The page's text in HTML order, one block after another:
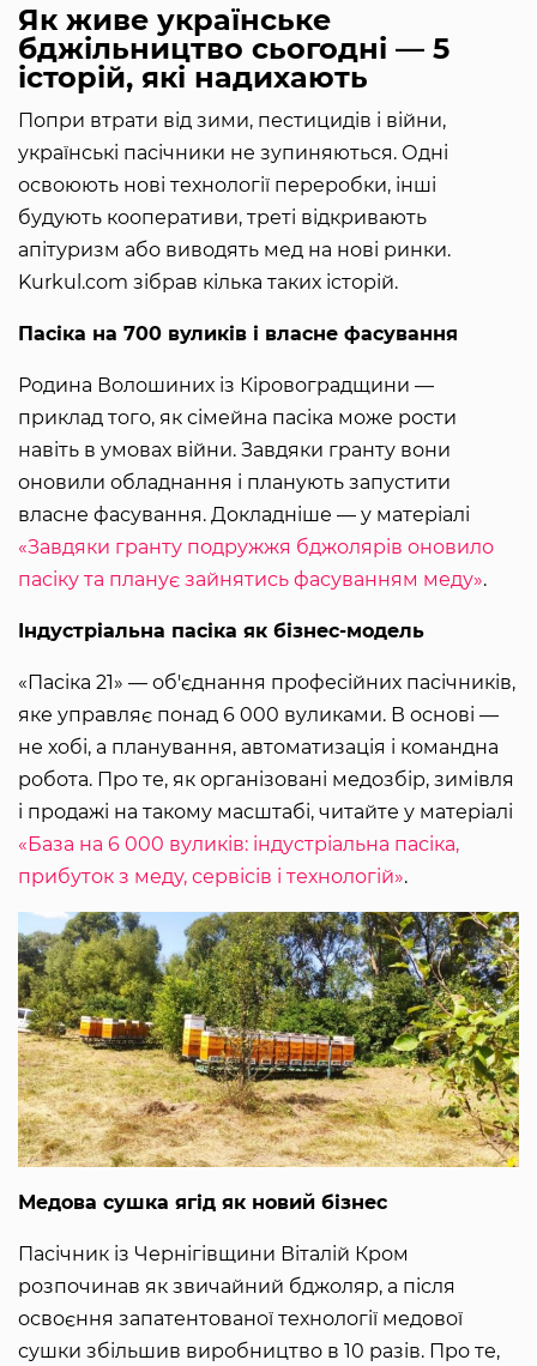
Як живе українське
бджільництво сьогодні — 5
історій, які надихають
Попри втрати від зими, пестицидів і війни,
українські пасічники не зупиняються. Одні
освоюють нові технології переробки, інші
будують кооперативи, треті відкривають
апітуризм або виводять мед на нові ринки.
Kurkul.com зібрав кілька таких історій.
Пасіка на 700 вуликів і власне фасування
Родина Волошиних із Кіровоградщини —
приклад того, як сімейна пасіка може рости
навіть в умовах війни. Завдяки гранту вони
оновили обладнання і планують запустити
власне фасування. Докладніше — у матеріалі
«Завдяки гранту подружжя бджолярів оновило
пасіку та планує зайнятись фасуванням меду».
Індустріальна пасіка як бізнес-модель
«Пасіка 21» — об'єднання професійних пасічників,
яке управляє понад 6 000 вуликами. В основі —
не хобі, а планування, автоматизація і командна
робота. Про те, як організовані медозбір, зимівля
і продажі на такому масштабі, читайте у матеріалі
«База на 6 000 вуликів: індустріальна пасіка,
прибуток з меду, сервісів і технологій».
Медова сушка ягід як новий бізнес
Пасічник із Чернігівщини Віталій Кром
розпочинав як звичайний бджоляр, а після
освоєння запатентованої технології медової
сушки збільшив виробництво в 10 разів. Про те,